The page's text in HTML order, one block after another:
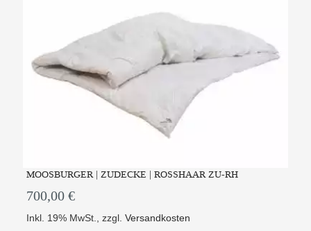
MOOSBURGER | ZUDECKE | ROSSHAAR ZU-RH
700,00 €
Inkl. 19% MwSt. ,zzgl.Versandkosten